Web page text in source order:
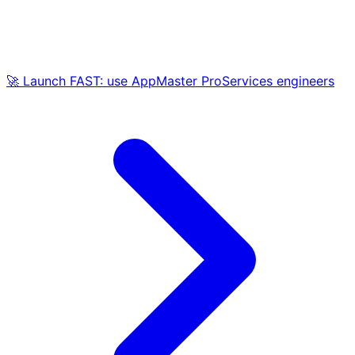
🚀 Launch FAST: use AppMaster ProServices engineers